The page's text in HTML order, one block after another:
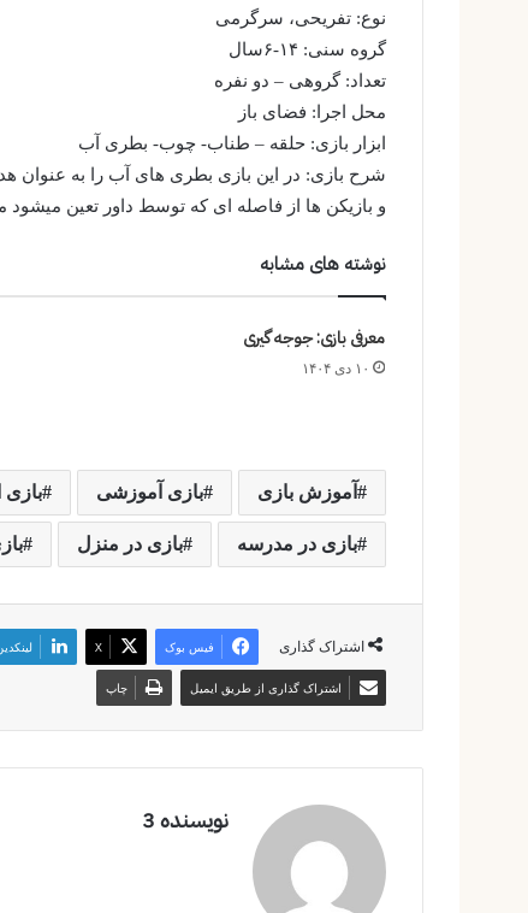
نوع: تفریحی، سرگرمی
گروه سنی: ۱۴-۶سال
تعداد: گروهی – دو نفره
محل اجرا: فضای باز
ابزار بازی: حلقه – طناب- چوب- بطری آب
شرح بازی: در این بازی بطری های آب را به عنوان
و بازیکن ها از فاصله ای که توسط داور تعین میشود
نوشته های مشابه
معرفی بازی: جوجه گیری
۱۰ دی ۱۴۰۴
آموزش بازی بازی آموزشی بازی
بازی در مدرسه بازی در منزل
اشتراک گذاری فیس بوک X
اشتراک گذاری از طریق ایمیل چاپ
نویسنده 3